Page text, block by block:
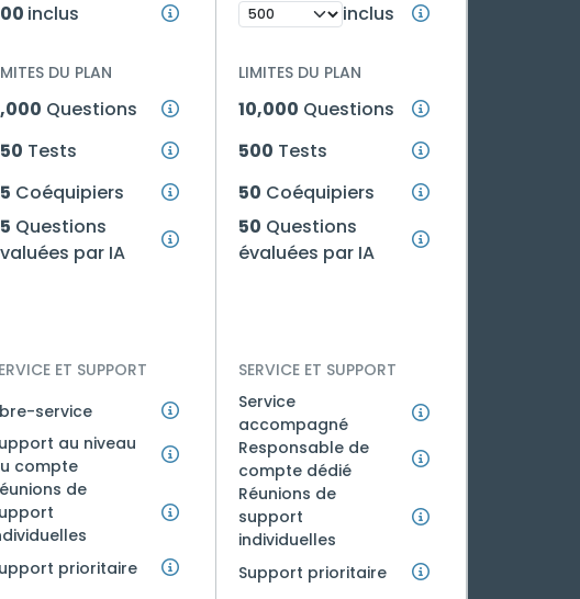
inclus
DU PLAN
Questions
Tests
Coéquipiers
Questions
par IA
ET SUPPORT
service
au niveau
compte
de
prioritaire
inclus
LIMITES DU PLAN
10,000 Questions
500 Tests
50 Coéquipiers
50 Questions
évaluées par IA
SERVICE ET SUPPORT
Service
accompagné
Responsable de
compte dédié
Réunions de
support
individuelles
Support prioritaire